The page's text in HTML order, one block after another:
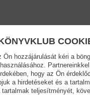
Ön hozzájárulását kéri a
hogy az Ön
a hirdetéseket és a
tartalmak teljesítményét,